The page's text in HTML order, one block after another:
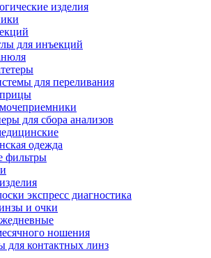
изделия
для инъекций
для переливания
для сбора анализов
одежда
фильтры
экспресс диагностика
и очки
ношения
для контактных линз